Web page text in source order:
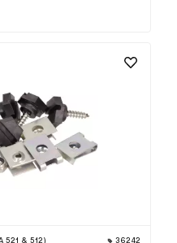
521 & 512) 36242